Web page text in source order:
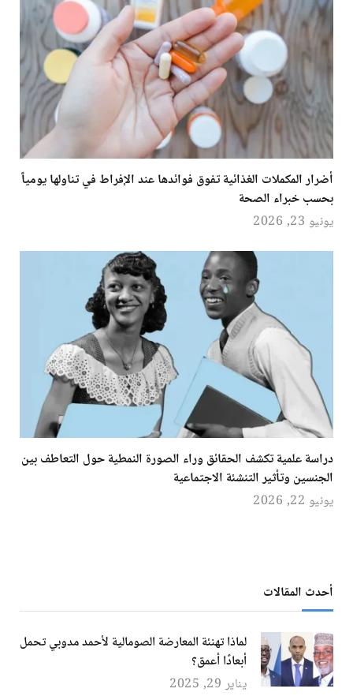
أضرار المكملات الغذائية تفوق فوائدها عند الإفراط في تناولها يومياً
بحسب خبراء الصحة
يونيو 23, 2026
دراسة علمية تكشف الحقائق وراء الصورة النمطية حول التعاطف بين
الجنسين وتأثير التنشئة الاجتماعية
يونيو 22, 2026
أحدث المقالات
لماذا تهنئة المعارضة الصومالية لأحمد مدوبي تحمل
أبعادًا أعمق؟
يناير 29, 2025